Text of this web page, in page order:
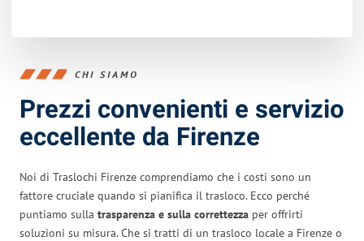
CHI SIAMO
Prezzi convenienti e servizio
eccellente da Firenze
Noi di Traslochi Firenze comprendiamo che i costi sono un
fattore cruciale quando si pianifica il trasloco. Ecco perché
puntiamo sulla trasparenza e sulla correttezza per offrirti
soluzioni su misura. Che si tratti di un trasloco locale a Firenze o